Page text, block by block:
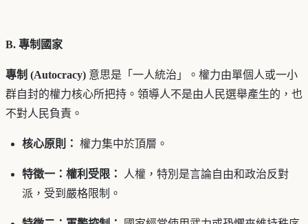
B. 專制國家
專制 (Autocracy) 意思是「一人統治」。權力由單個人或一小
群自封的權力核心所把持。領導人不是由人民選舉產生的，也
不對人民負責。
核心原則： 權力集中於頂層。
特徵一：權利受限：
人權，特別是言論自由和政治反對
派，受到嚴格限制。